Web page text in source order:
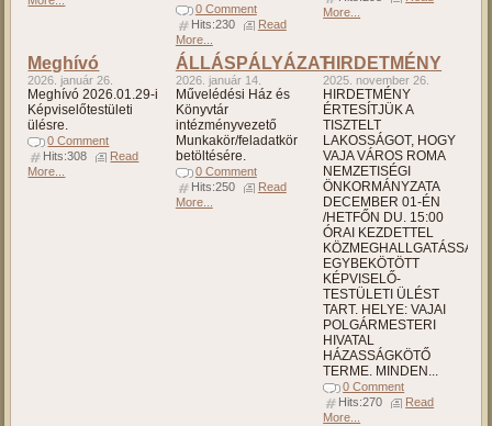
0 Comment
Hits:230
Read
More...
More...
Meghívó
2026. január 26.
Meghívó 2026.01.29-i
Képviselőtestületi
ülésre.
0 Comment
Hits:308
Read
More...
ÁLLÁSPÁLYÁZAT
2026. január 14.
Művelédési Ház és
Könyvtár
intézményvezető
Munkakör/feladatkör
betöltésére.
0 Comment
Hits:250
Read
More...
HIRDETMÉNY
2025. november 26.
HIRDETMÉNY
ÉRTESÍTJÜK A
TISZTELT
LAKOSSÁGOT, HOGY
VAJA VÁROS ROMA
NEMZETISÉGI
ÖNKORMÁNYZATA
DECEMBER 01-ÉN
/HETFŐN DU. 15:00
ÓRAI KEZDETTEL
KÖZMEGHALLGATÁSSAL
EGYBEKÖTÖTT
KÉPVISELŐ-
TESTÜLETI ÜLÉST
TART. HELYE: VAJAI
POLGÁRMESTERI
HIVATAL
HÁZASSÁGKÖTŐ
TERME. MINDEN...
0 Comment
Hits:270
Read
More...